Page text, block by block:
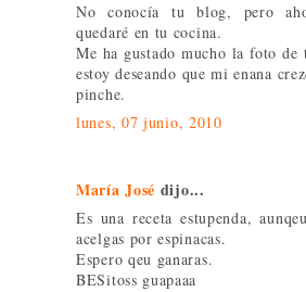
No conocía tu blog, pero
quedaré en tu cocina.
Me ha gustado mucho la foto de
estoy deseando que mi enana
pinche.
lunes, 07 junio, 2010
María José dijo...
Es una receta estupenda,
acelgas por espinacas.
Espero qeu ganaras.
BESitoss guapaaa